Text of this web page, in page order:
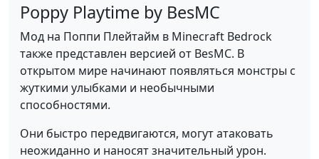
Poppy Playtime by BesMC
Мод на Поппи Плейтайм в Minecraft Bedrock
также представлен версией от BesMC. В
открытом мире начинают появляться монстры с
жуткими улыбками и необычными
способностями.
Они быстро передвигаются, могут атаковать
неожиданно и наносят значительный урон.